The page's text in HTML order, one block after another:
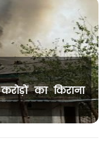
का किराना